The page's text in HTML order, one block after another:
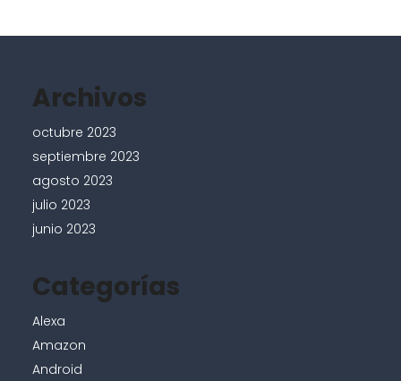
Archivos
octubre 2023
septiembre 2023
agosto 2023
julio 2023
junio 2023
Categorías
Alexa
Amazon
Android